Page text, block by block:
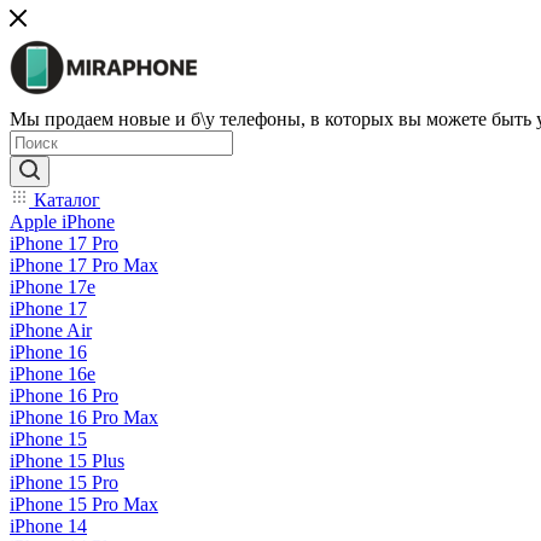
Мы продаем новые и б\у телефоны, в которых вы можете быть
Каталог
Apple iPhone
iPhone 17 Pro
iPhone 17 Pro Max
iPhone 17e
iPhone 17
iPhone Air
iPhone 16
iPhone 16e
iPhone 16 Pro
iPhone 16 Pro Max
iPhone 15
iPhone 15 Plus
iPhone 15 Pro
iPhone 15 Pro Max
iPhone 14